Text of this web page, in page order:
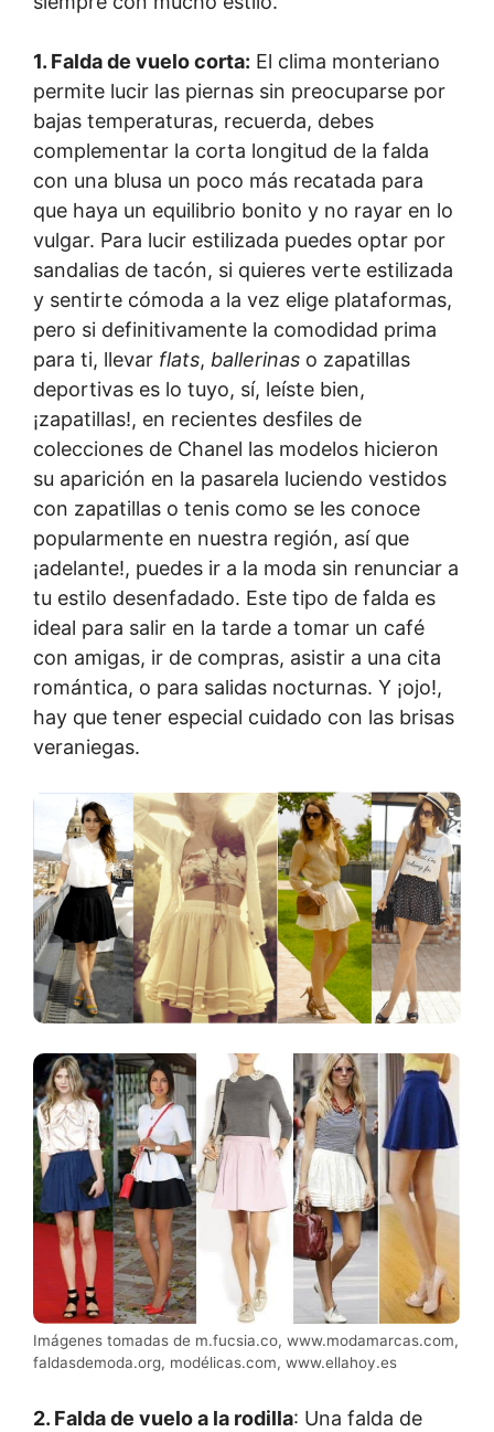
1. Falda de vuelo corta: El clima monteriano
permite lucir las piernas sin preocuparse por
bajas temperaturas, recuerda, debes
complementar la corta longitud de la falda
con una blusa un poco más recatada para
que haya un equilibrio bonito y no rayar en lo
vulgar. Para lucir estilizada puedes optar por
sandalias de tacón, si quieres verte estilizada
y sentirte cómoda a la vez elige plataformas,
pero si definitivamente la comodidad prima
para ti, llevar flats, ballerinas o zapatillas
deportivas es lo tuyo, sí, leíste bien,
¡zapatillas!, en recientes desfiles de
colecciones de Chanel las modelos hicieron
su aparición en la pasarela luciendo vestidos
con zapatillas o tenis como se les conoce
popularmente en nuestra región, así que
¡adelante!, puedes ir a la moda sin renunciar a
tu estilo desenfadado. Este tipo de falda es
ideal para salir en la tarde a tomar un café
con amigas, ir de compras, asistir a una cita
romántica, o para salidas nocturnas. Y ¡ojo!,
hay que tener especial cuidado con las brisas
veraniegas.
Imágenes tomadas de m.fucsia.co, www.modamarcas.com,
faldasdemoda.org, modélicas.com, www.ellahoy.es
2. Falda de vuelo a la rodilla: Una falda de